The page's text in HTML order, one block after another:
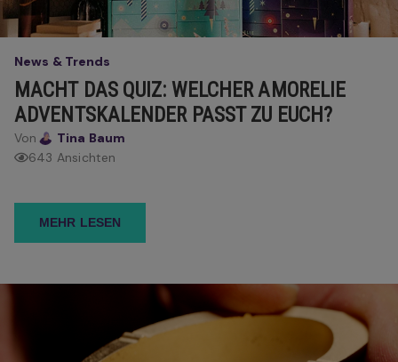
News & Trends
MACHT DAS QUIZ: WELCHER AMORELIE
ADVENTSKALENDER PASST ZU EUCH?
Von
Tina Baum
643 Ansichten
MEHR LESEN